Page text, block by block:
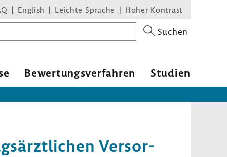
English Leichte Sprache Hoher Kontrast
Suchen
Bewer­tungs­ver­fahren Studien
Versor­